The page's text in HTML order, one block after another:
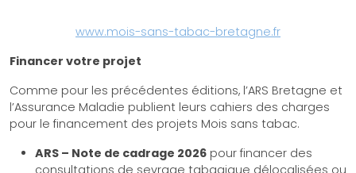
www.mois-sans-tabac-bretagne.fr
Financer votre projet
Comme pour les précédentes éditions, l’ARS Bretagne et
l’Assurance Maladie publient leurs cahiers des charges
pour le financement des projets Mois sans tabac.
ARS – Note de cadrage 2026 pour financer des
consultations de sevrage tabagique délocalisées ou